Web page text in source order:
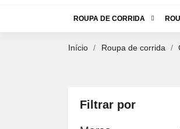
ROUPA DE CORRIDA
Início Roupa de corrida
Filtrar por